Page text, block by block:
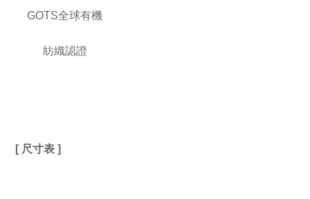
GOTS全球有機
紡織認證
[ 尺寸表 ]